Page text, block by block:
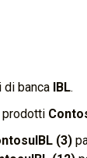
di banca IBL.
prodotti
(3)